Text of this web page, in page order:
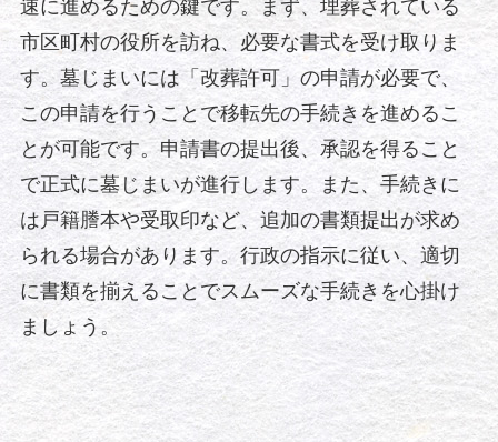
速に進めるための鍵です。まず、埋葬されている
市区町村の役所を訪ね、必要な書式を受け取りま
す。墓じまいには「改葬許可」の申請が必要で、
この申請を行うことで移転先の手続きを進めるこ
とが可能です。申請書の提出後、承認を得ること
で正式に墓じまいが進行します。また、手続きに
は戸籍謄本や受取印など、追加の書類提出が求め
られる場合があります。行政の指示に従い、適切
に書類を揃えることでスムーズな手続きを心掛け
ましょう。